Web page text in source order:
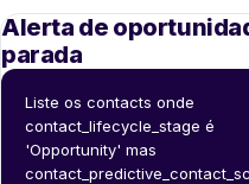
Alerta de
parada
Liste os contacts onde
contact_lifecycle_stage é
'Opportunity' mas